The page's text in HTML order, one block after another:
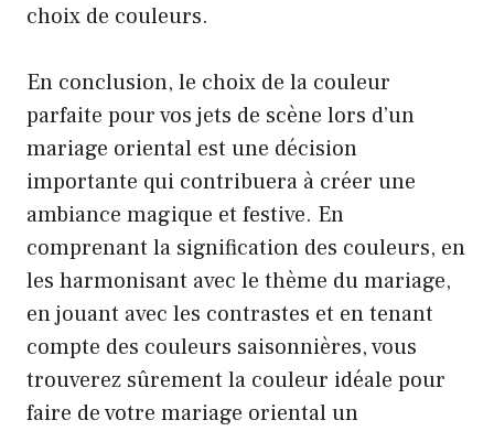
choix de couleurs.
En conclusion, le choix de la couleur
parfaite pour vos jets de scène lors d’un
mariage oriental est une décision
importante qui contribuera à créer une
ambiance magique et festive. En
comprenant la signification des couleurs, en
les harmonisant avec le thème du mariage,
en jouant avec les contrastes et en tenant
compte des couleurs saisonnières, vous
trouverez sûrement la couleur idéale pour
faire de votre mariage oriental un